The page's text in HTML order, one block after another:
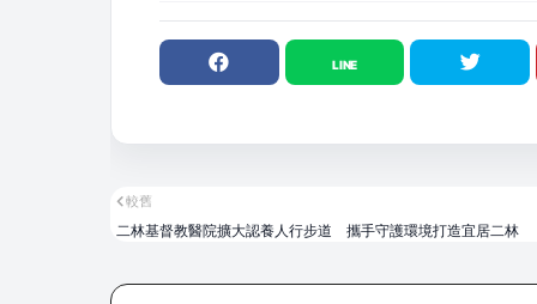
較舊
二林基督教醫院擴大認養人行步道 攜手守護環境打造宜居二林